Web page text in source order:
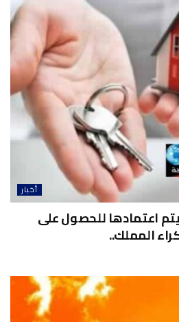
أخبار
اعتمادها للحصول على
المملك..